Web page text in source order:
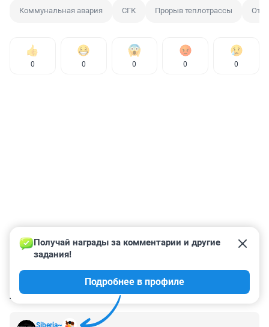
Коммунальная авария СГК Прорыв теплотрассы
0 0 0 0 0
КОММЕНТАРИИ 70
Siberia~
Получай награды за комментарии и другие
задания!
Подробнее в профиле